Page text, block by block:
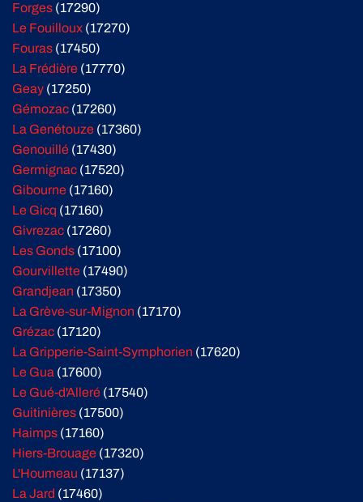
Forges (17290)
Le Fouilloux (17270)
Fouras (17450)
La Frédière (17770)
Geay (17250)
Gémozac (17260)
La Genétouze (17360)
Genouillé (17430)
Germignac (17520)
Gibourne (17160)
Le Gicq (17160)
Givrezac (17260)
Les Gonds (17100)
Gourvillette (17490)
Grandjean (17350)
La Grève-sur-Mignon (17170)
Grézac (17120)
La Gripperie-Saint-Symphorien (17620)
Le Gua (17600)
Le Gué-d'Alleré (17540)
Guitinières (17500)
Haimps (17160)
Hiers-Brouage (17320)
L'Houmeau (17137)
La Jard (17460)